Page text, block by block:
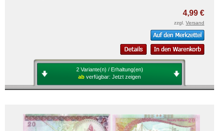
4,99 €
zzgl. Versand
2 Variante(n) / Erhaltung(en)
ab verfügbar: Jetzt zeigen